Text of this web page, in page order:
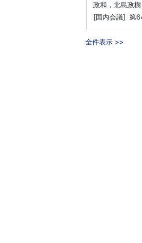
政和，北島政樹
[国内会議] 第
全件表示 >>